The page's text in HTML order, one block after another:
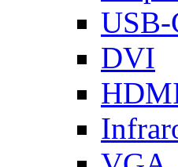
USB-
DVI